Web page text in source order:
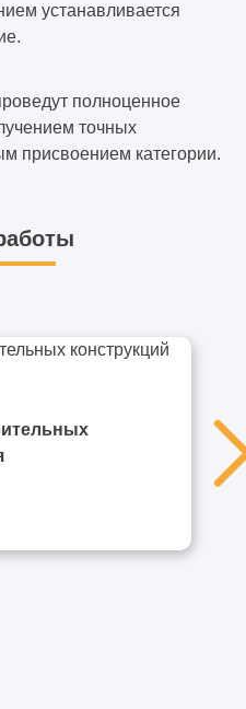
устанавливается
полноценное
точных
присвоением категории.